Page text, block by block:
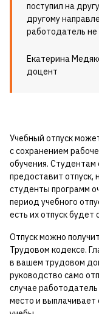
поступил на
другому
работодатель
Екатерина
доцент
Учебный отпуск
с сохранением
обучения.
предоставит отпуск,
студенты программ
период учебного
есть их отпуск
Отпуск можно
Трудовом кодексе.
в вашем трудовом
руководство само
случае
место и